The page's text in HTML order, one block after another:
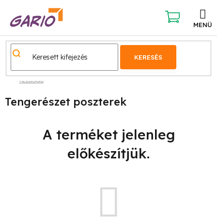
KERESÉS
KOSÁR
Kezdőlap
Tengerészet poszterek
A terméket jelenleg
előkészítjük.